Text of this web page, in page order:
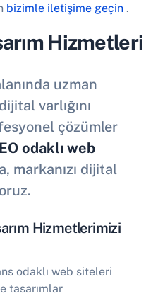
bizimle iletişime geçin .
Hizmetleri
uzman
varlığını
çözümler
odaklı web
markanızı dijital
Hizmetlerimizi
odaklı web siteleri
tasarımlar